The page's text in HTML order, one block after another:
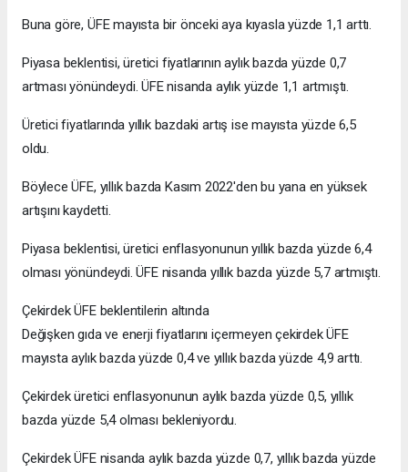
Buna göre, ÜFE mayısta bir önceki aya kıyasla yüzde 1,1 arttı.
Piyasa beklentisi, üretici fiyatlarının aylık bazda yüzde 0,7
artması yönündeydi. ÜFE nisanda aylık yüzde 1,1 artmıştı.
Üretici fiyatlarında yıllık bazdaki artış ise mayısta yüzde 6,5
oldu.
Böylece ÜFE, yıllık bazda Kasım 2022'den bu yana en yüksek
artışını kaydetti.
Piyasa beklentisi, üretici enflasyonunun yıllık bazda yüzde 6,4
olması yönündeydi. ÜFE nisanda yıllık bazda yüzde 5,7 artmıştı.
Çekirdek ÜFE beklentilerin altında
Değişken gıda ve enerji fiyatlarını içermeyen çekirdek ÜFE
mayısta aylık bazda yüzde 0,4 ve yıllık bazda yüzde 4,9 arttı.
Çekirdek üretici enflasyonunun aylık bazda yüzde 0,5, yıllık
bazda yüzde 5,4 olması bekleniyordu.
Çekirdek ÜFE nisanda aylık bazda yüzde 0,7, yıllık bazda yüzde